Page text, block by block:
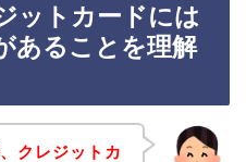
ットカードには
あることを理解
クレジットカ